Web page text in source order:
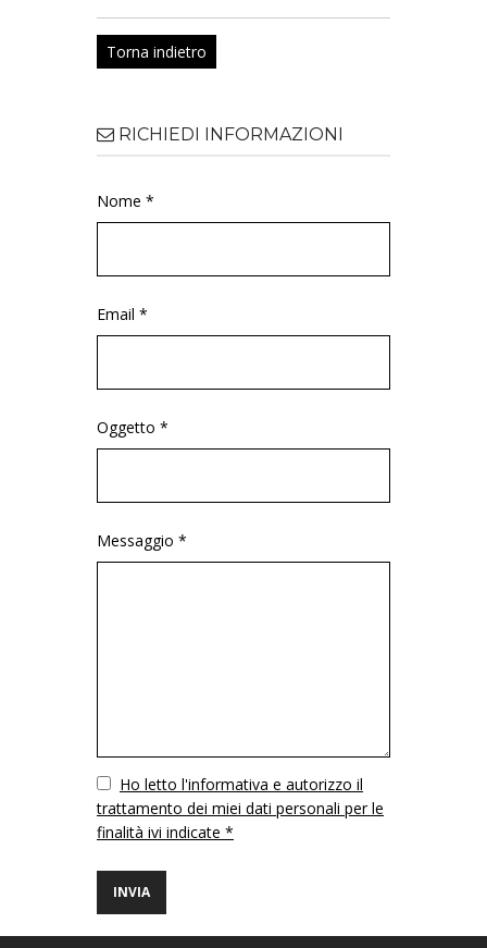
Torna indietro
RICHIEDI INFORMAZIONI
Nome *
Email *
Oggetto *
Messaggio *
VuotoHo letto l'informativa e autorizzo il
trattamento dei miei dati personali per le
finalità ivi indicate *